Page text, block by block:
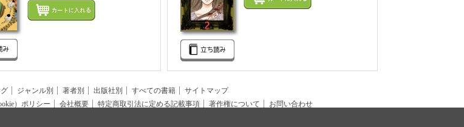
まとめてカートにいれる
ジャンル別 著者別 出版社別 すべての書籍
サイトマップ
）ポリシー 会社概要 特定商取引法に定める記載事項 著作権について お問い合わせ